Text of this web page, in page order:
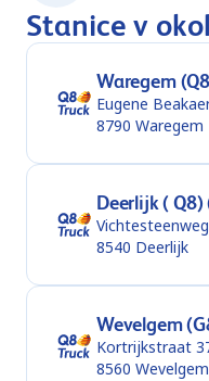
Stanice v
Waregem
Eugene
8790 Waregem
Deerlijk ( Q8)
8540 Deerlijk
Wevelgem
Kortrijkstraat
8560 Wevelgem